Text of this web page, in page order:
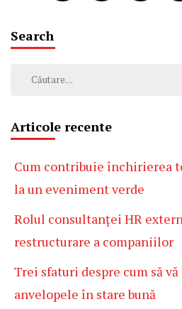
Search
Caută
Articole recente
Cum contribuie închirierea
la un eveniment verde
Rolul consultanței HR
restructurare a companiilor
Trei sfaturi despre cum să
anvelopele în stare bună